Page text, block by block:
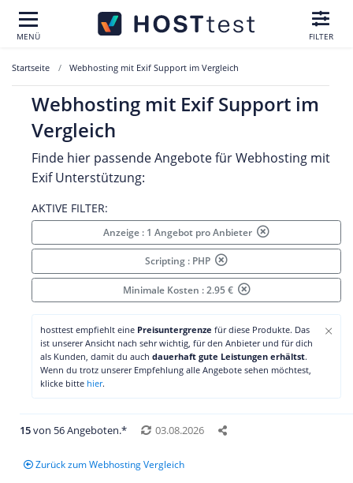
MENÜ FILTER
Startseite Webhosting mit Exif Support im Vergleich
Webhosting mit Exif Support im
Vergleich
Finde hier passende Angebote für Webhosting mit
Exif Unterstützung:
AKTIVE FILTER:
Anzeige : 1 Angebot pro Anbieter
Scripting : PHP
Minimale Kosten : 2.95 €
×
hosttest empfiehlt eine Preisuntergrenze für diese Produkte. Das
ist unserer Ansicht nach sehr wichtig, für den Anbieter und für dich
als Kunden, damit du auch dauerhaft gute Leistungen erhältst.
Wenn du trotz unserer Empfehlung alle Angebote sehen möchtest,
klicke bitte hier.
15von 56 Angeboten.* 03.08.2026
Zurück zum Webhosting Vergleich